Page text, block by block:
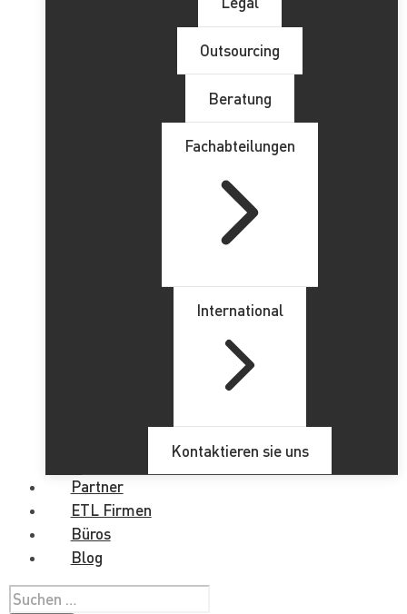
Outsourcing
Beratung
Fachabteilungen
International
Kontaktieren sie uns
Partner
ETL Firmen
Büros
Blog
Suchen